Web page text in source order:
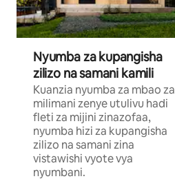
Nyumba za kupangisha
zilizo na samani kamili
Kuanzia nyumba za mbao za
milimani zenye utulivu hadi
fleti za mijini zinazofaa,
nyumba hizi za kupangisha
zilizo na samani zina
vistawishi vyote vya
nyumbani.